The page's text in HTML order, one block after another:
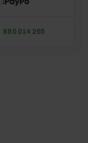
880 014 265